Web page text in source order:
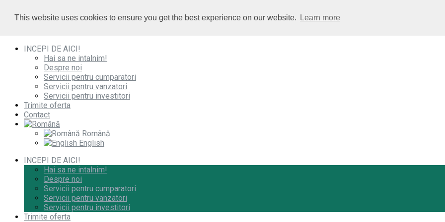
This website uses cookies to ensure you get the best experience on our website. Learn more
0732 010 000/ 0732 010 000
office@imobiliare-herastrau.ro office@imobiliare-herastrau.ro
INCEPI DE AICI!
Hai sa ne intalnim!
Despre noi
Servicii pentru cumparatori
Servicii pentru vanzatori
Servicii pentru investitori
Trimite oferta
Contact
Română
English
INCEPI DE AICI!
Hai sa ne intalnim!
Despre noi
Servicii pentru cumparatori
Servicii pentru vanzatori
Servicii pentru investitori
Trimite oferta